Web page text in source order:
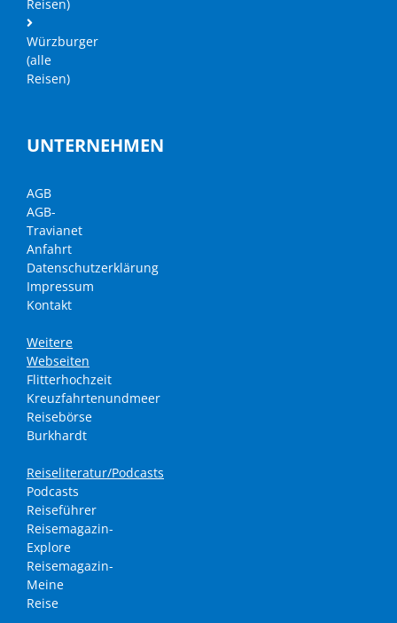
Reisen)
Würzburger
(alle
Reisen)
UNTERNEHMEN
AGB
AGB-
Travianet
Anfahrt
Datenschutzerklärung
Impressum
Kontakt
Weitere
Webseiten
Flitterhochzeit
Kreuzfahrtenundmeer
Reisebörse
Burkhardt
Reiseliteratur/Podcasts
Podcasts
Reiseführer
Reisemagazin-
Explore
Reisemagazin-
Meine
Reise